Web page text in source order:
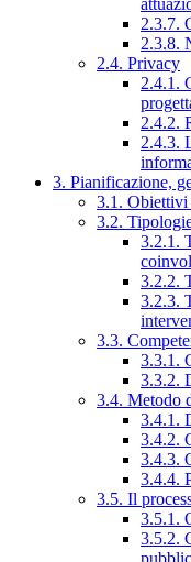
2.3.7.
2.3.8.
2.4. Privacy
2.4.1.
2.4.2.
2.4.3.
3. Pianificazione,
3.1. Obiettivi
3.2.
3.2.1.
3.2.2.
3.2.3.
3.3.
3.3.1.
3.3.2.
3.4. Metodo
3.4.1.
3.4.2.
3.4.3.
3.4.4.
3.5. Il
3.5.1.
3.5.2.